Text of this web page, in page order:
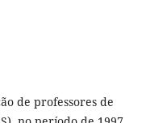
de professores de